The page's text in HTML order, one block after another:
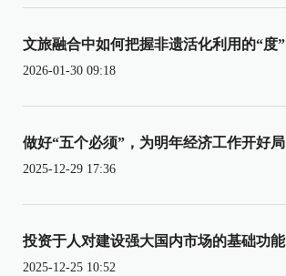
文旅融合中如何把握非遗活化利用的“度”
2026-01-30 09:18
做好“五个必须”，为明年经济工作开好局
2025-12-29 17:36
投资于人对建设强大国内市场的基础功能
2025-12-25 10:52